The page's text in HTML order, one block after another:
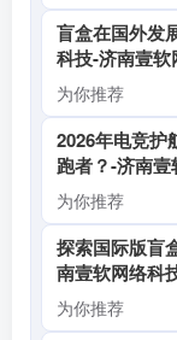
盲盒在国外发
科技-济南壹软
为你推荐
2026年电竞护
跑者？-济南
为你推荐
探索国际版盲
南壹软网络科
为你推荐